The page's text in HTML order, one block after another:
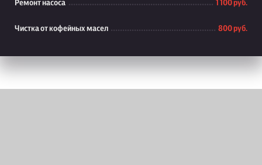
Ремонт насоса 1 100 руб.
Чистка от кофейных масел 800 руб.